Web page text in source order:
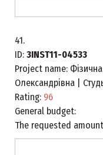
41.
ID: 3INST11-04533
Project name:
Олександрівна |
Rating: 96
General budget:
The requested